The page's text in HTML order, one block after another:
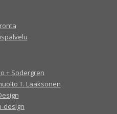
+ Sodergren
T. Laaksonen
design